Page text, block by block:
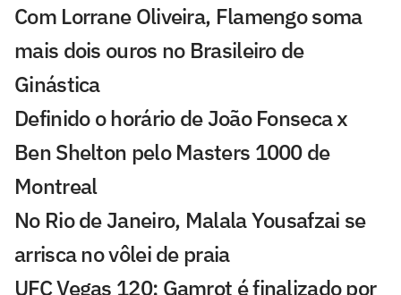
Com Lorrane Oliveira, Flamengo soma
mais dois ouros no Brasileiro de
Ginástica
Definido o horário de João Fonseca x
Ben Shelton pelo Masters 1000 de
Montreal
No Rio de Janeiro, Malala Yousafzai se
arrisca no vôlei de praia
UFC Vegas 120: Gamrot é finalizado por